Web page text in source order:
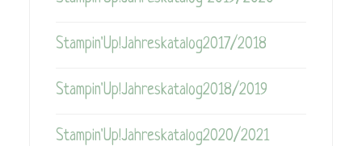
Stampin'Up!Jahreskatalog2017/2018
Stampin'Up!Jahreskatalog2018/2019
Stampin'Up!Jahreskatalog2020/2021